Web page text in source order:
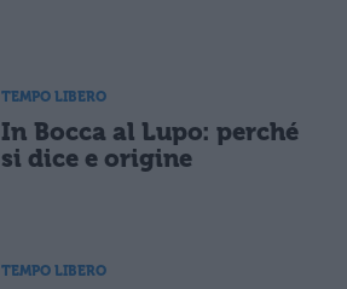
TEMPO LIBERO
In Bocca al Lupo: perché
si dice e origine
TEMPO LIBERO